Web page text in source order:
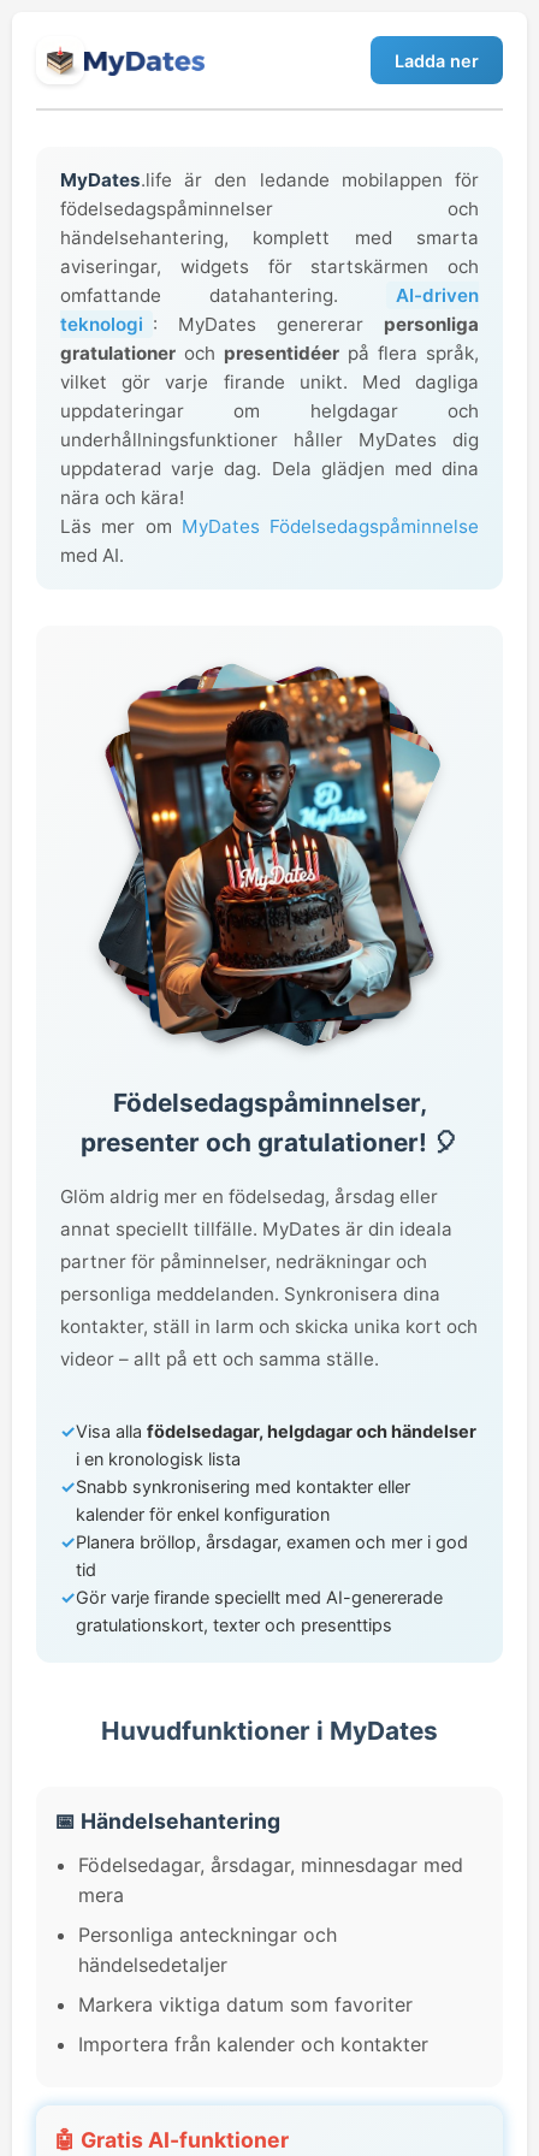
Ladda ner
MyDates.life är den ledande mobilappen för
födelsedagspåminnelser och
händelsehantering, komplett med smarta
aviseringar, widgets för startskärmen och
omfattande datahantering.
AI-driven
teknologi : MyDates genererar personliga
gratulationer och presentidéer på flera språk,
vilket gör varje firande unikt. Med dagliga
uppdateringar om helgdagar och
underhållningsfunktioner håller MyDates dig
uppdaterad varje dag. Dela glädjen med dina
nära och kära!
Läs mer om MyDates Födelsedagspåminnelse
med AI.
Födelsedagspåminnelser,
presenter och gratulationer! 🎈
Glöm aldrig mer en födelsedag, årsdag eller
annat speciellt tillfälle. MyDates är din ideala
partner för påminnelser, nedräkningar och
personliga meddelanden. Synkronisera dina
kontakter, ställ in larm och skicka unika kort och
videor – allt på ett och samma ställe.
✓Visa alla födelsedagar, helgdagar och händelser
i en kronologisk lista
✓Snabb synkronisering med kontakter eller
kalender för enkel konfiguration
✓Planera bröllop, årsdagar, examen och mer i god
tid
✓Gör varje firande speciellt med AI-genererade
gratulationskort, texter och presenttips
Huvudfunktioner i MyDates
📅 Händelsehantering
Födelsedagar, årsdagar, minnesdagar med
mera
Personliga anteckningar och
händelsedetaljer
Markera viktiga datum som favoriter
Importera från kalender och kontakter
🤖 Gratis AI-funktioner